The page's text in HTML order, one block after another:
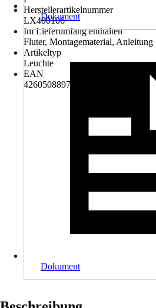
Herstellerartikelnummer
LX400106
Im Lieferumfang enthalten
Fluter, Montagematerial, Anleitung
Artikeltyp
Leuchte
EAN
4260508897373
Dokument
Dokument